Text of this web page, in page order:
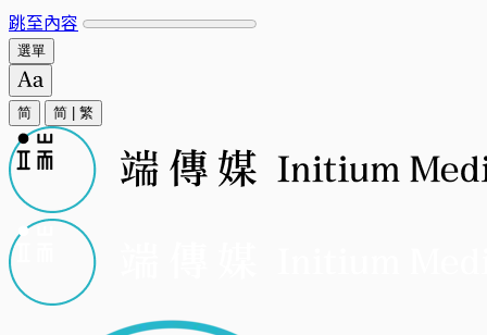
跳至內容
選單
简 简 繁